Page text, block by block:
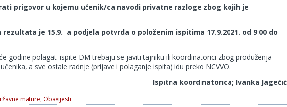
prigovor u kojemu učenik/ca navodi privatne razloge zbog kojih je
rezultata je 15.9. a podjela potvrda o položenim ispitima 17.9.2021. od 9:00 do
godine polagati ispite DM trebaju se javiti tajniku ili koordinatorici zbog produženja
a sve ostale radnje (prijave i polaganje ispita) idu preko NCVVO.
Ispitna koordinatorica; Ivanka Jagečić
mature, Obavijesti